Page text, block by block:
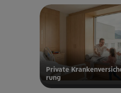
Private
rung
zur privaten